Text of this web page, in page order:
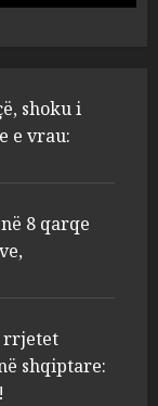
i
Sulm
ndaj
origjinë
këtu,
shoku i
e vrau:
8 qarqe
rrjetet
shqiptare: